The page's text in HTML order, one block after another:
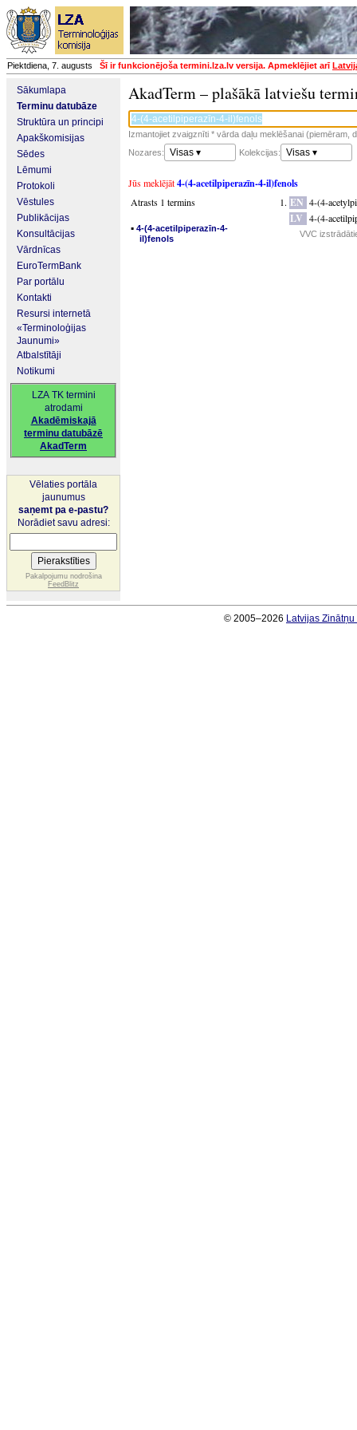
Piektdiena, 7. augusts Šī ir funkcionējoša termini.lza.lv versija. Apmeklējiet arī
Sākumlapa
Terminu datubāze
Struktūra un principi
Apakškomisijas
Sēdes
Lēmumi
Protokoli
Vēstules
Publikācijas
Konsultācijas
Vārdnīcas
EuroTermBank
Par portālu
Kontakti
Resursi internetā
«Terminoloģijas
Jaunumi»
Atbalstītāji
Notikumi
LZA TK termini
atrodami
Akadēmiskajā
terminu datubāzē
AkadTerm
Vēlaties portāla
jaunumus
saņemt pa e-pastu?
Norādiet savu adresi:
Pakalpojumu nodrošina
FeedBlitz
AkadTerm – plašākā latviešu
Izmantojiet zvaigznīti * vārda daļu meklēšanai (piemēram,
Nozares:
Visas ▾ Kolekcijas: Visas ▾
Jūs meklējāt4-(4-acetilpiperazīn-4-il)fenols
Atrasts 1 termins
▪ 4-(4-acetilpiperazīn-4-
il)fenols
EN 4-(4-
LV 4-(4-
VVC
© 2005–2026 Latvijas